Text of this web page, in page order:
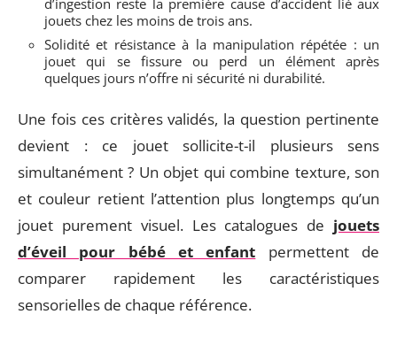
jouets chez les moins de trois ans.
Solidité et résistance à la manipulation répétée : un
jouet qui se fissure ou perd un élément après
quelques jours n’offre ni sécurité ni durabilité.
Une fois ces critères validés, la question pertinente
devient : ce jouet sollicite-t-il plusieurs sens
simultanément ? Un objet qui combine texture, son
et couleur retient l’attention plus longtemps qu’un
jouet purement visuel. Les catalogues de jouets
d’éveil pour bébé et enfant permettent de
comparer rapidement les caractéristiques
sensorielles de chaque référence.